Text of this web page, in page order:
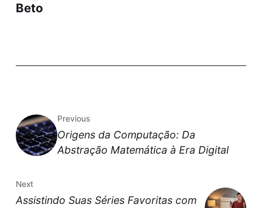
Beto
Previous
Origens da Computação: Da
Abstração Matemática à Era Digital
Next
Assistindo Suas Séries Favoritas com